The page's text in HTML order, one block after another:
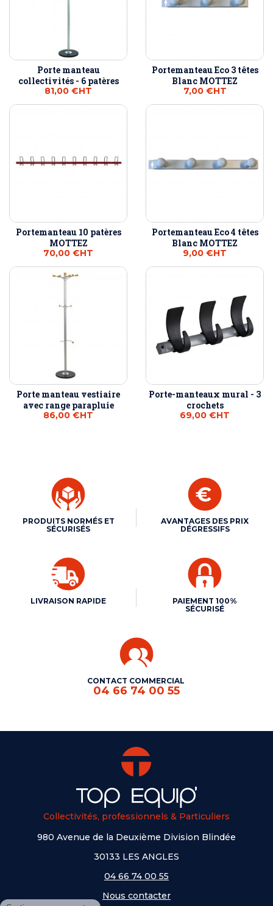
Porte manteau
collectivités - 6 patères
81,00 €HT
Portemanteau Eco 3 têtes
Blanc MOTTEZ
7,00 €HT
Portemanteau 10 patères
MOTTEZ
70,00 €HT
Portemanteau Eco 4 têtes
Blanc MOTTEZ
9,00 €HT
Porte manteau vestiaire
avec range parapluie
86,00 €HT
Porte-manteaux mural - 3
crochets
69,00 €HT
PRODUITS NORMÉS ET
SÉCURISÉS
AVANTAGES DES PRIX
DÉGRESSIFS
LIVRAISON RAPIDE
PAIEMENT 100%
SÉCURISÉ
CONTACT COMMERCIAL
04 66 74 00 55
Collectivités, professionnels & Particuliers
980 Avenue de la Deuxième Division Blindée
30133 LES ANGLES
04 66 74 00 55
Nous contacter